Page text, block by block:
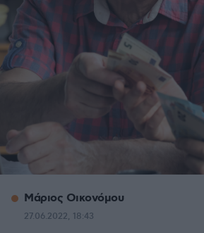
Μάριος Οικονόμου
27.06.2022, 18:43